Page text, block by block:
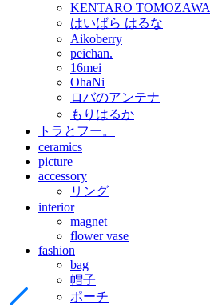
KENTARO TOMOZAWA
はいばら はるな
Aikoberry
peichan.
16mei
OhaNi
ロバのアンテナ
もりはるか
トラとフー。
ceramics
picture
accessory
リング
interior
magnet
flower vase
fashion
bag
帽子
ポーチ